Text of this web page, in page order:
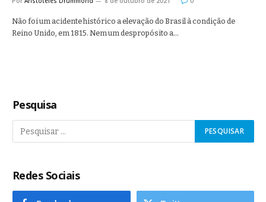
Não foi um acidente histórico a elevação do Brasil à condição de
Reino Unido, em 1815. Nem um despropósito a…
Pesquisa
Redes Sociais